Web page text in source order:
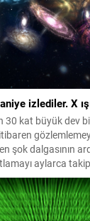
izlediler. X
kat büyük dev
şok dalgasının
aylarca
yollarla